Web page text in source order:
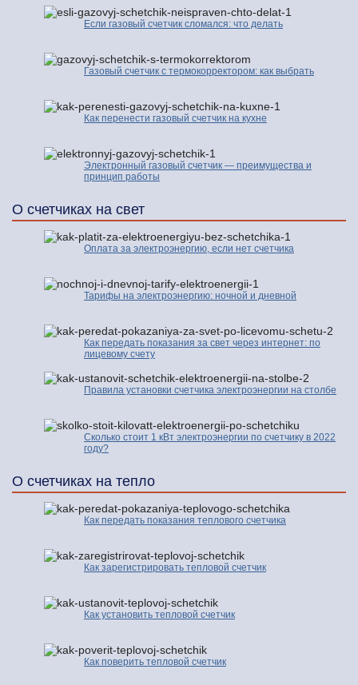
Если газовый счетчик сломался: что делать
Газовый счетчик с термокорректором: как выбрать
Как перенести газовый счетчик на кухне
Электронный газовый счетчик — преимущества и
принцип работы
О счетчиках на свет
Оплата за электроэнергию, если нет счетчика
Тарифы на электроэнергию: ночной и дневной
Как передать показания за свет через интернет: по
лицевому счету
Правила установки счетчика электроэнергии на столбе
Сколько стоит 1 кВт электроэнергии по счетчику в 2022
году?
О счетчиках на тепло
Как передать показания теплового счетчика
Как зарегистрировать тепловой счетчик
Как установить тепловой счетчик
Как поверить тепловой счетчик